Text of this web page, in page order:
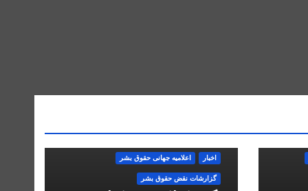
اخبار اعلاميه جهانی حقوق بشر
گزارشات نقض حقوق بشر